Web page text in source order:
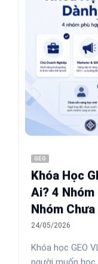
GEO
Khóa Học
Ai? 4 Nhóm
Nhóm
24/05/2026
Khóa học GEO